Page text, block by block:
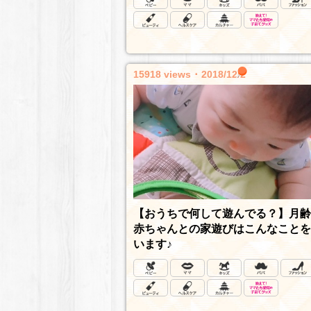
15918 views ･ 2018/12/2
【おうちで何して遊んでる？】月
赤ちゃんとの家遊びはこんなこと
います♪